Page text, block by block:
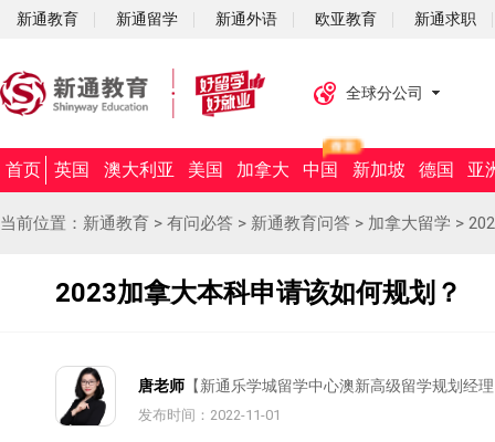
新通教育 新通留学 新通外语 欧亚教育 新通求职
全球分公司
首页 英国 澳大利亚 美国 加拿大 中国 新加坡 德国 亚
当前位置： 新通教育 > 有问必答 > 新通教育问答 > 加拿大留学 >
2023加拿大本科申请该如何规划？
唐老师 【新通乐学城留学中心澳新高级留学规划经
发布时间：2022-11-01